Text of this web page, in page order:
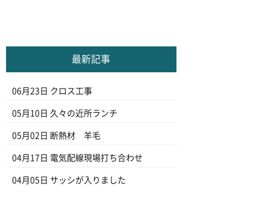
最新記事
06月23日 クロス工事
05月10日 久々の近所ランチ
05月02日 断熱材 羊毛
04月17日 電気配線現場打ち合わせ
04月05日 サッシが入りました